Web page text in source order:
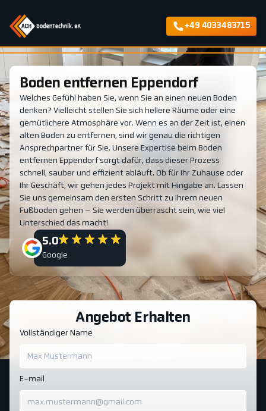
+49 4033483715
Boden entfernen Eppendorf
Welches Gefühl haben Sie, wenn Sie an einen neuen Boden
denken? Vielleicht stellen Sie sich hellere Räume oder eine
gemütlichere Atmosphäre vor. Wenn es an der Zeit ist, einen
alten Boden zu entfernen, sind wir genau die richtigen
Ansprechpartner für Sie. Unsere Expertise beim Boden
entfernen Eppendorf sorgt dafür, dass dieser Prozess
schnell, sauber und effizient abläuft. Ob für Ihr Zuhause oder
Ihr Geschäft, wir gehen jedes Projekt mit Hingabe an. Lassen
Sie uns gemeinsam den ersten Schritt zu Ihrem neuen
Fußboden gehen – Sie werden überrascht sein, wie viel
Unterschied das macht!
5.0
Google
Angebot Erhalten
Vollständiger Name
E-mail